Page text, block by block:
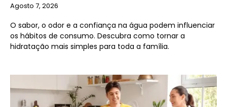
Agosto 7, 2026
O sabor, o odor e a confiança na água podem influenciar
os hábitos de consumo. Descubra como tornar a
hidratação mais simples para toda a família.